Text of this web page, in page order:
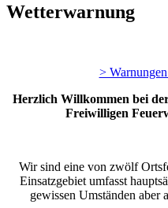
Wetterwarnung
>
Herzlich Willkommen bei
Freiwilligen
Wir sind eine von zwölf
Einsatzgebiet umfasst
gewissen Umständen aber